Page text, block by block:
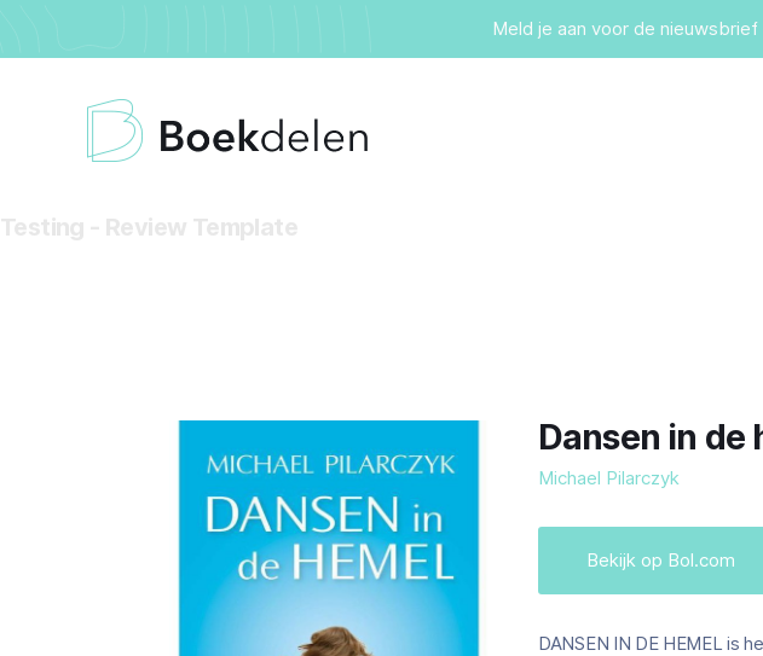
Meld je aan voor de
Dansen in de
Michael Pilarczyk
Bekijk op Bol.com
DANSEN IN DE HEMEL is